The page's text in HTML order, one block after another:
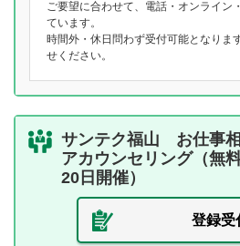
ご要望に合わせて、電話・オンライン
ています。
時間外・休日問わず受付可能となりま
せください。
サンテク福山 お仕事
アカウンセリング（無
20日開催）
登録受